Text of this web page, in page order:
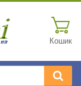
Кошик